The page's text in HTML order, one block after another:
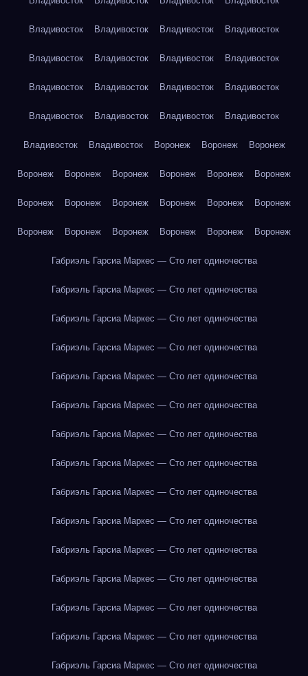
Владивосток Владивосток Владивосток Владивосток
Владивосток Владивосток Владивосток Владивосток
Владивосток Владивосток Владивосток Владивосток
Владивосток Владивосток Владивосток Владивосток
Владивосток Владивосток Воронеж Воронеж Воронеж
Воронеж Воронеж Воронеж Воронеж Воронеж Воронеж
Воронеж Воронеж Воронеж Воронеж Воронеж Воронеж
Воронеж Воронеж Воронеж Воронеж Воронеж Воронеж
Габриэль Гарсиа Маркес — Сто лет одиночества
Габриэль Гарсиа Маркес — Сто лет одиночества
Габриэль Гарсиа Маркес — Сто лет одиночества
Габриэль Гарсиа Маркес — Сто лет одиночества
Габриэль Гарсиа Маркес — Сто лет одиночества
Габриэль Гарсиа Маркес — Сто лет одиночества
Габриэль Гарсиа Маркес — Сто лет одиночества
Габриэль Гарсиа Маркес — Сто лет одиночества
Габриэль Гарсиа Маркес — Сто лет одиночества
Габриэль Гарсиа Маркес — Сто лет одиночества
Габриэль Гарсиа Маркес — Сто лет одиночества
Габриэль Гарсиа Маркес — Сто лет одиночества
Габриэль Гарсиа Маркес — Сто лет одиночества
Габриэль Гарсиа Маркес — Сто лет одиночества
Габриэль Гарсиа Маркес — Сто лет одиночества